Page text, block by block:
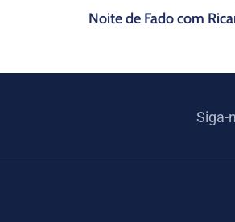
Noite de Fado com
Siga-